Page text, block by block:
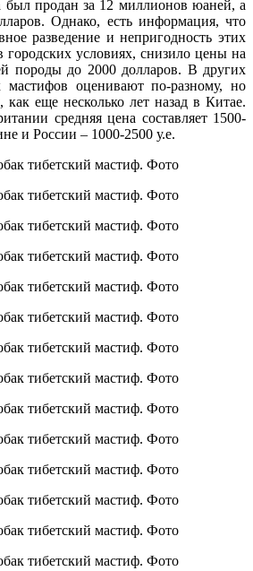
был продан за 12 миллионов юаней, а
Однако, есть информация, что
разведение и непригодность этих
условиях, снизило цены на
породы до 2000 долларов. В других
мастифов оценивают по-разному, но
еще несколько лет назад в Китае.
средняя цена составляет 1500-
и России – 1000-2500 у.е.